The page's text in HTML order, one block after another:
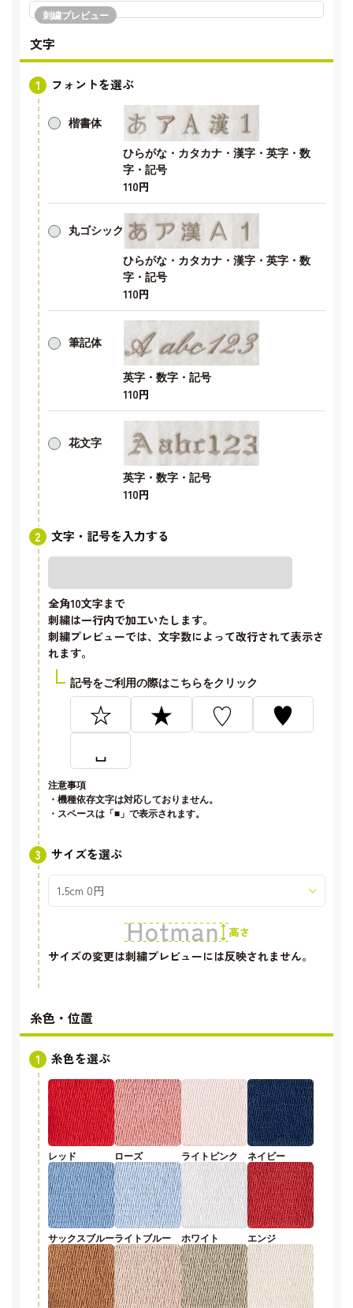
刺繍プレビュー
文字
フォントを選ぶ
楷書体
ひらがな・カタカナ・漢字・英字・数
字・記号
110円
丸ゴシック
ひらがな・カタカナ・漢字・英字・数
字・記号
110円
筆記体
英字・数字・記号
110円
花文字
英字・数字・記号
110円
文字・記号を入力する
全角10文字まで
刺繍は一行内で加工いたします。
刺繍プレビューでは、文字数によって改行されて表示さ
れます。
記号をご利用の際はこちらをクリック
☆ ★ ♡
♥
␣
注意事項
・機種依存文字は対応しておりません。
・スペースは「■」で表示されます。
サイズを選ぶ
サイズの変更は刺繍プレビューには反映されません。
糸色・位置
糸色を選ぶ
レッド ローズ ライトピンク ネイビー
サックスブルーライトブルー ホワイト エンジ